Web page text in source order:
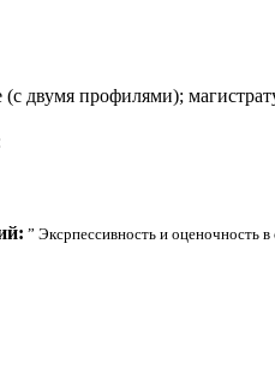
(с двумя профилями);
” Эксрпессивность и оценочность